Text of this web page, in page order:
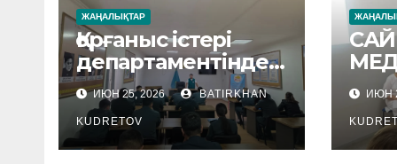
ЖАҢАЛЫҚТАР
Қорғаныс істері
департаментінде
семнар өтті
ИЮН 25, 2026 BATIRKHAN
KUDRETOV
ИЮН